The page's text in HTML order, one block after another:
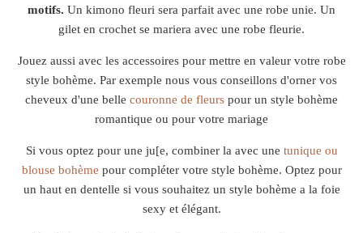
motifs. Un kimono fleuri sera parfait avec une robe unie. Un
gilet en crochet se mariera avec une robe fleurie.
Jouez aussi avec les accessoires pour mettre en valeur votre robe
style bohème. Par exemple nous vous conseillons d'orner vos
cheveux d'une belle couronne de fleurs pour un style bohème
romantique ou pour votre mariage
Si vous optez pour une ju[e, combiner la avec une tunique ou
blouse bohème pour compléter votre style bohème. Optez pour
un haut en dentelle si vous souhaitez un style bohème a la foie
sexy et élégant.